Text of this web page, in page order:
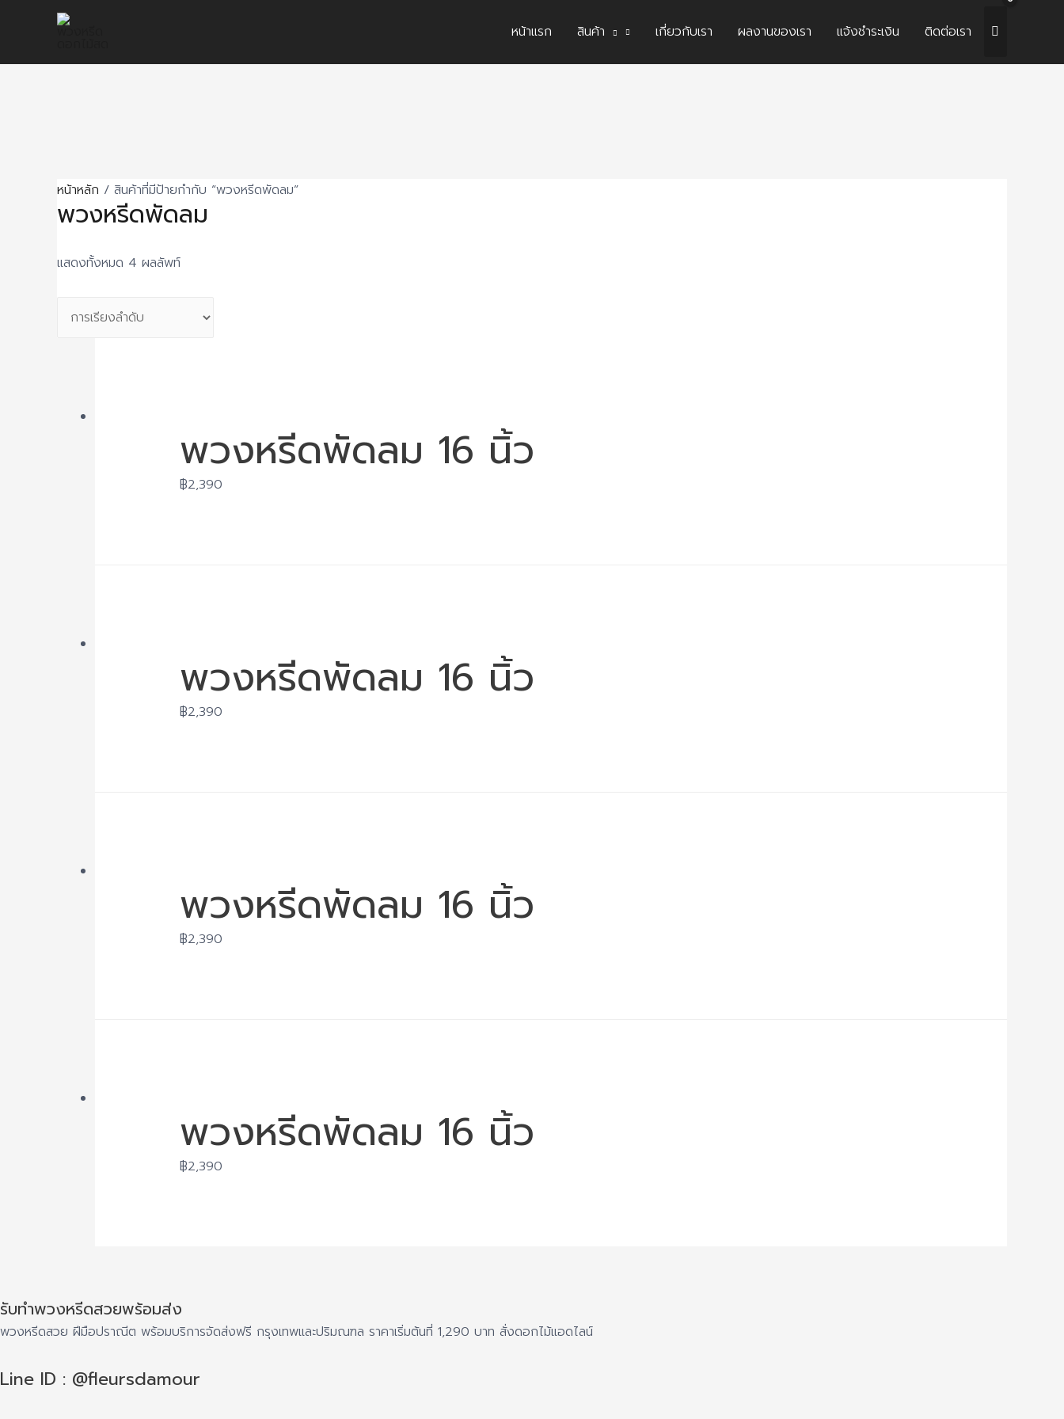
หน้าแรก สินค้า เกี่ยวกับเรา ผลงานของเรา แจ้งชำระเงิน ติดต่อเรา
หน้าหลัก / สินค้าที่มีป้ายกำกับ “พวงหรีดพัดลม”
พวงหรีดพัดลม
แสดงทั้งหมด 4 ผลลัพท์
พวงหรีดพัดลม 16 นิ้ว
฿2,390
พวงหรีดพัดลม 16 นิ้ว
฿2,390
พวงหรีดพัดลม 16 นิ้ว
฿2,390
พวงหรีดพัดลม 16 นิ้ว
฿2,390
รับทำพวงหรีดสวยพร้อมส่ง
พวงหรีดสวย ฝีมือปราณีต พร้อมบริการจัดส่งฟรี กรุงเทพและปริมณฑล ราคาเริ่มต้นที่ 1,290 บาท สั่งดอกไม้แอดไลน์
Line ID : @fleursdamour